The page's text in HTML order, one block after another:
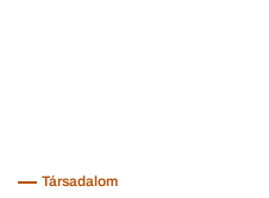
Üzlet
Társadalom